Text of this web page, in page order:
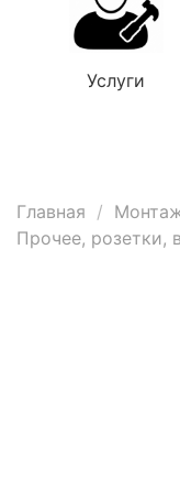
Услуги
Главная
Прочее, розетки,